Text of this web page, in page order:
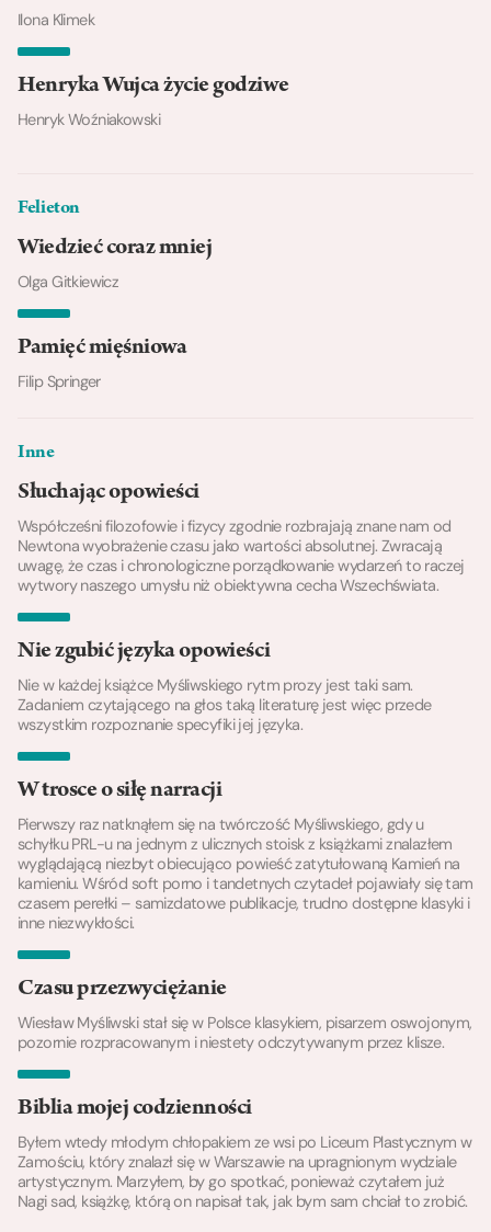
Ilona Klimek
Henryka Wujca życie godziwe
Henryk Woźniakowski
Felieton
Wiedzieć coraz mniej
Olga Gitkiewicz
Pamięć mięśniowa
Filip Springer
Inne
Słuchając opowieści
Współcześni filozofowie i fizycy zgodnie rozbrajają znane nam od
Newtona wyobrażenie czasu jako wartości absolutnej. Zwracają
uwagę, że czas i chronologiczne porządkowanie wydarzeń to raczej
wytwory naszego umysłu niż obiektywna cecha Wszechświata.
Nie zgubić języka opowieści
Nie w każdej książce Myśliwskiego rytm prozy jest taki sam.
Zadaniem czytającego na głos taką literaturę jest więc przede
wszystkim rozpoznanie specyfiki jej języka.
W trosce o siłę narracji
Pierwszy raz natknąłem się na twórczość Myśliwskiego, gdy u
schyłku PRL-u na jednym z ulicznych stoisk z książkami znalazłem
wyglądającą niezbyt obiecująco powieść zatytułowaną Kamień na
kamieniu. Wśród soft porno i tandetnych czytadeł pojawiały się tam
czasem perełki – samizdatowe publikacje, trudno dostępne klasyki i
inne niezwykłości.
Czasu przezwyciężanie
Wiesław Myśliwski stał się w Polsce klasykiem, pisarzem oswojonym,
pozornie rozpracowanym i niestety odczytywanym przez klisze.
Biblia mojej codzienności
Byłem wtedy młodym chłopakiem ze wsi po Liceum Plastycznym w
Zamościu, który znalazł się w Warszawie na upragnionym wydziale
artystycznym. Marzyłem, by go spotkać, ponieważ czytałem już
Nagi sad, książkę, którą on napisał tak, jak bym sam chciał to zrobić.